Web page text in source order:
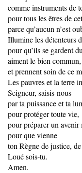
comme instruments de
pour tous les êtres de
parce qu’aucun n’est
Illumine les détenteurs
pour qu’ils se gardent
aiment le bien
et prennent soin de ce
Les pauvres et la terre
Seigneur, saisis-nous
par ta puissance et ta
pour protéger toute vie,
pour préparer un avenir
pour que vienne
ton Règne de justice,
Loué sois-tu.
Amen.